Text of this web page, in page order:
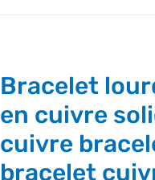
Bracelet
en cuivre
cuivre
bracelet
Bracelet
de
manchette
en